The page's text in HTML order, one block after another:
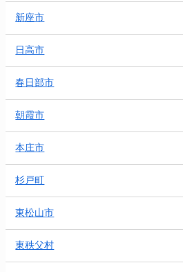
新座市
日高市
春日部市
朝霞市
本庄市
杉戸町
東松山市
東秩父村